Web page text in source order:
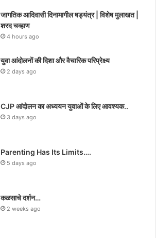
जागतिक आदिवासी दिनामागील षड्यंत्र | विशेष मुलाखत |
शरद चव्हाण
4 hours ago
युवा आंदोलनों की दिशा और वैचारिक परिप्रेक्ष्य
2 days ago
CJP आंदोलन का अध्ययन युवाओं के लिए आवश्यक..
3 days ago
Parenting Has Its Limits….
5 days ago
कळसाचे दर्शन…
2 weeks ago